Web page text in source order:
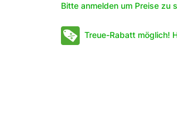
Bitte anmelden um Preise zu
Treue-Rabatt möglich!